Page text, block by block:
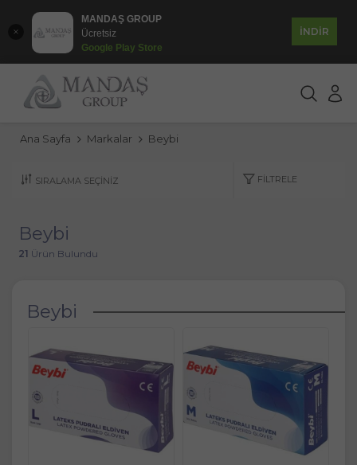
MANDAŞ GROUP
Ücretsiz
Google Play Store
İNDİR
Ana Sayfa Markalar Beybi
FILTRELE
Beybi
21 Ürün Bulundu
Beybi